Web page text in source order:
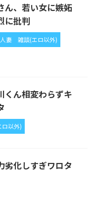
ん、若い女に嫉妬
に批判
妻 雑談(エロ以外)
くん相変わらずキ
ロ以外)
劣化しすぎワロタ